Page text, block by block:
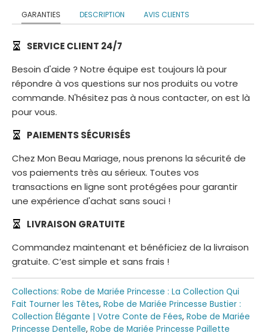
GARANTIES DESCRIPTION AVIS CLIENTS
SERVICE CLIENT 24/7
Besoin d'aide ? Notre équipe est toujours là pour
répondre à vos questions sur nos produits ou votre
commande. N'hésitez pas à nous contacter, on est là
pour vous.
PAIEMENTS SÉCURISÉS
Chez Mon Beau Mariage, nous prenons la sécurité de
vos paiements très au sérieux. Toutes vos
transactions en ligne sont protégées pour garantir
une expérience d'achat sans souci !
LIVRAISON GRATUITE
Commandez maintenant et bénéficiez de la livraison
gratuite. C’est simple et sans frais !
Collections: Robe de Mariée Princesse : La Collection Qui
Fait Tourner les Têtes, Robe de Mariée Princesse Bustier :
Collection Élégante | Votre Conte de Fées, Robe de Mariée
Princesse Dentelle, Robe de Mariée Princesse Paillette